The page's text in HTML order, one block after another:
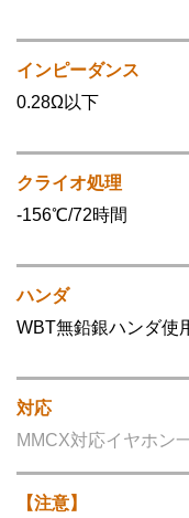
インピーダンス
0.28Ω以下
クライオ処理
-156℃/72時間
ハンダ
WBT無鉛銀ハンダ使
対応
MMCX対応イヤホン
【注意】